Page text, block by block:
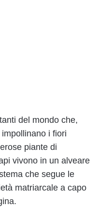
del mondo che,
impollinano i fiori
piante di
vivono in un alveare
che segue le
matriarcale a capo